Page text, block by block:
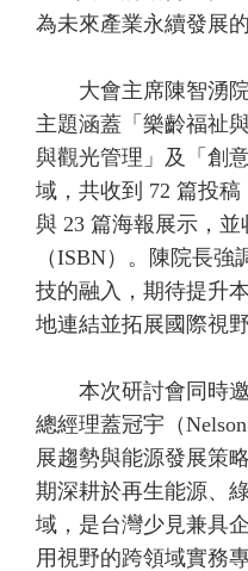
為未來產業永續發展
大會主席陳智湧院
主題涵蓋「樂齡福祉
與觀光管理」及「創
域，共收到 72 篇投
與 23 篇海報展示，
（ISBN）。陳院長
技的融入，期待提升
地連結並拓展國際視野
本次研討會同時邀
總經理蓋冠宇（
展趨勢與能源發展策
期深耕於再生能源、
域，是台灣少見兼具
用視野的跨領域實務